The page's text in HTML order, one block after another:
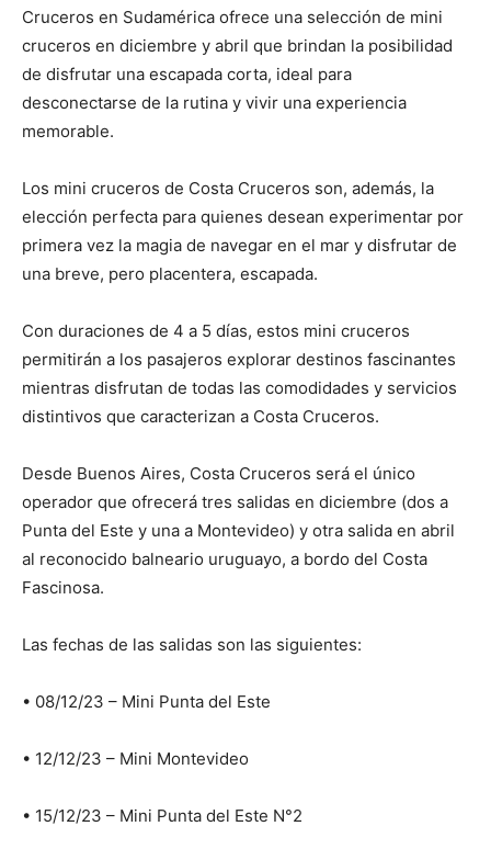
Cruceros en Sudamérica ofrece una selección de mini
cruceros en diciembre y abril que brindan la posibilidad
de disfrutar una escapada corta, ideal para
desconectarse de la rutina y vivir una experiencia
memorable.
Los mini cruceros de Costa Cruceros son, además, la
elección perfecta para quienes desean experimentar por
primera vez la magia de navegar en el mar y disfrutar de
una breve, pero placentera, escapada.
Con duraciones de 4 a 5 días, estos mini cruceros
permitirán a los pasajeros explorar destinos fascinantes
mientras disfrutan de todas las comodidades y servicios
distintivos que caracterizan a Costa Cruceros.
Desde Buenos Aires, Costa Cruceros será el único
operador que ofrecerá tres salidas en diciembre (dos a
Punta del Este y una a Montevideo) y otra salida en abril
al reconocido balneario uruguayo, a bordo del Costa
Fascinosa.
Las fechas de las salidas son las siguientes:
• 08/12/23 – Mini Punta del Este
• 12/12/23 – Mini Montevideo
• 15/12/23 – Mini Punta del Este N°2